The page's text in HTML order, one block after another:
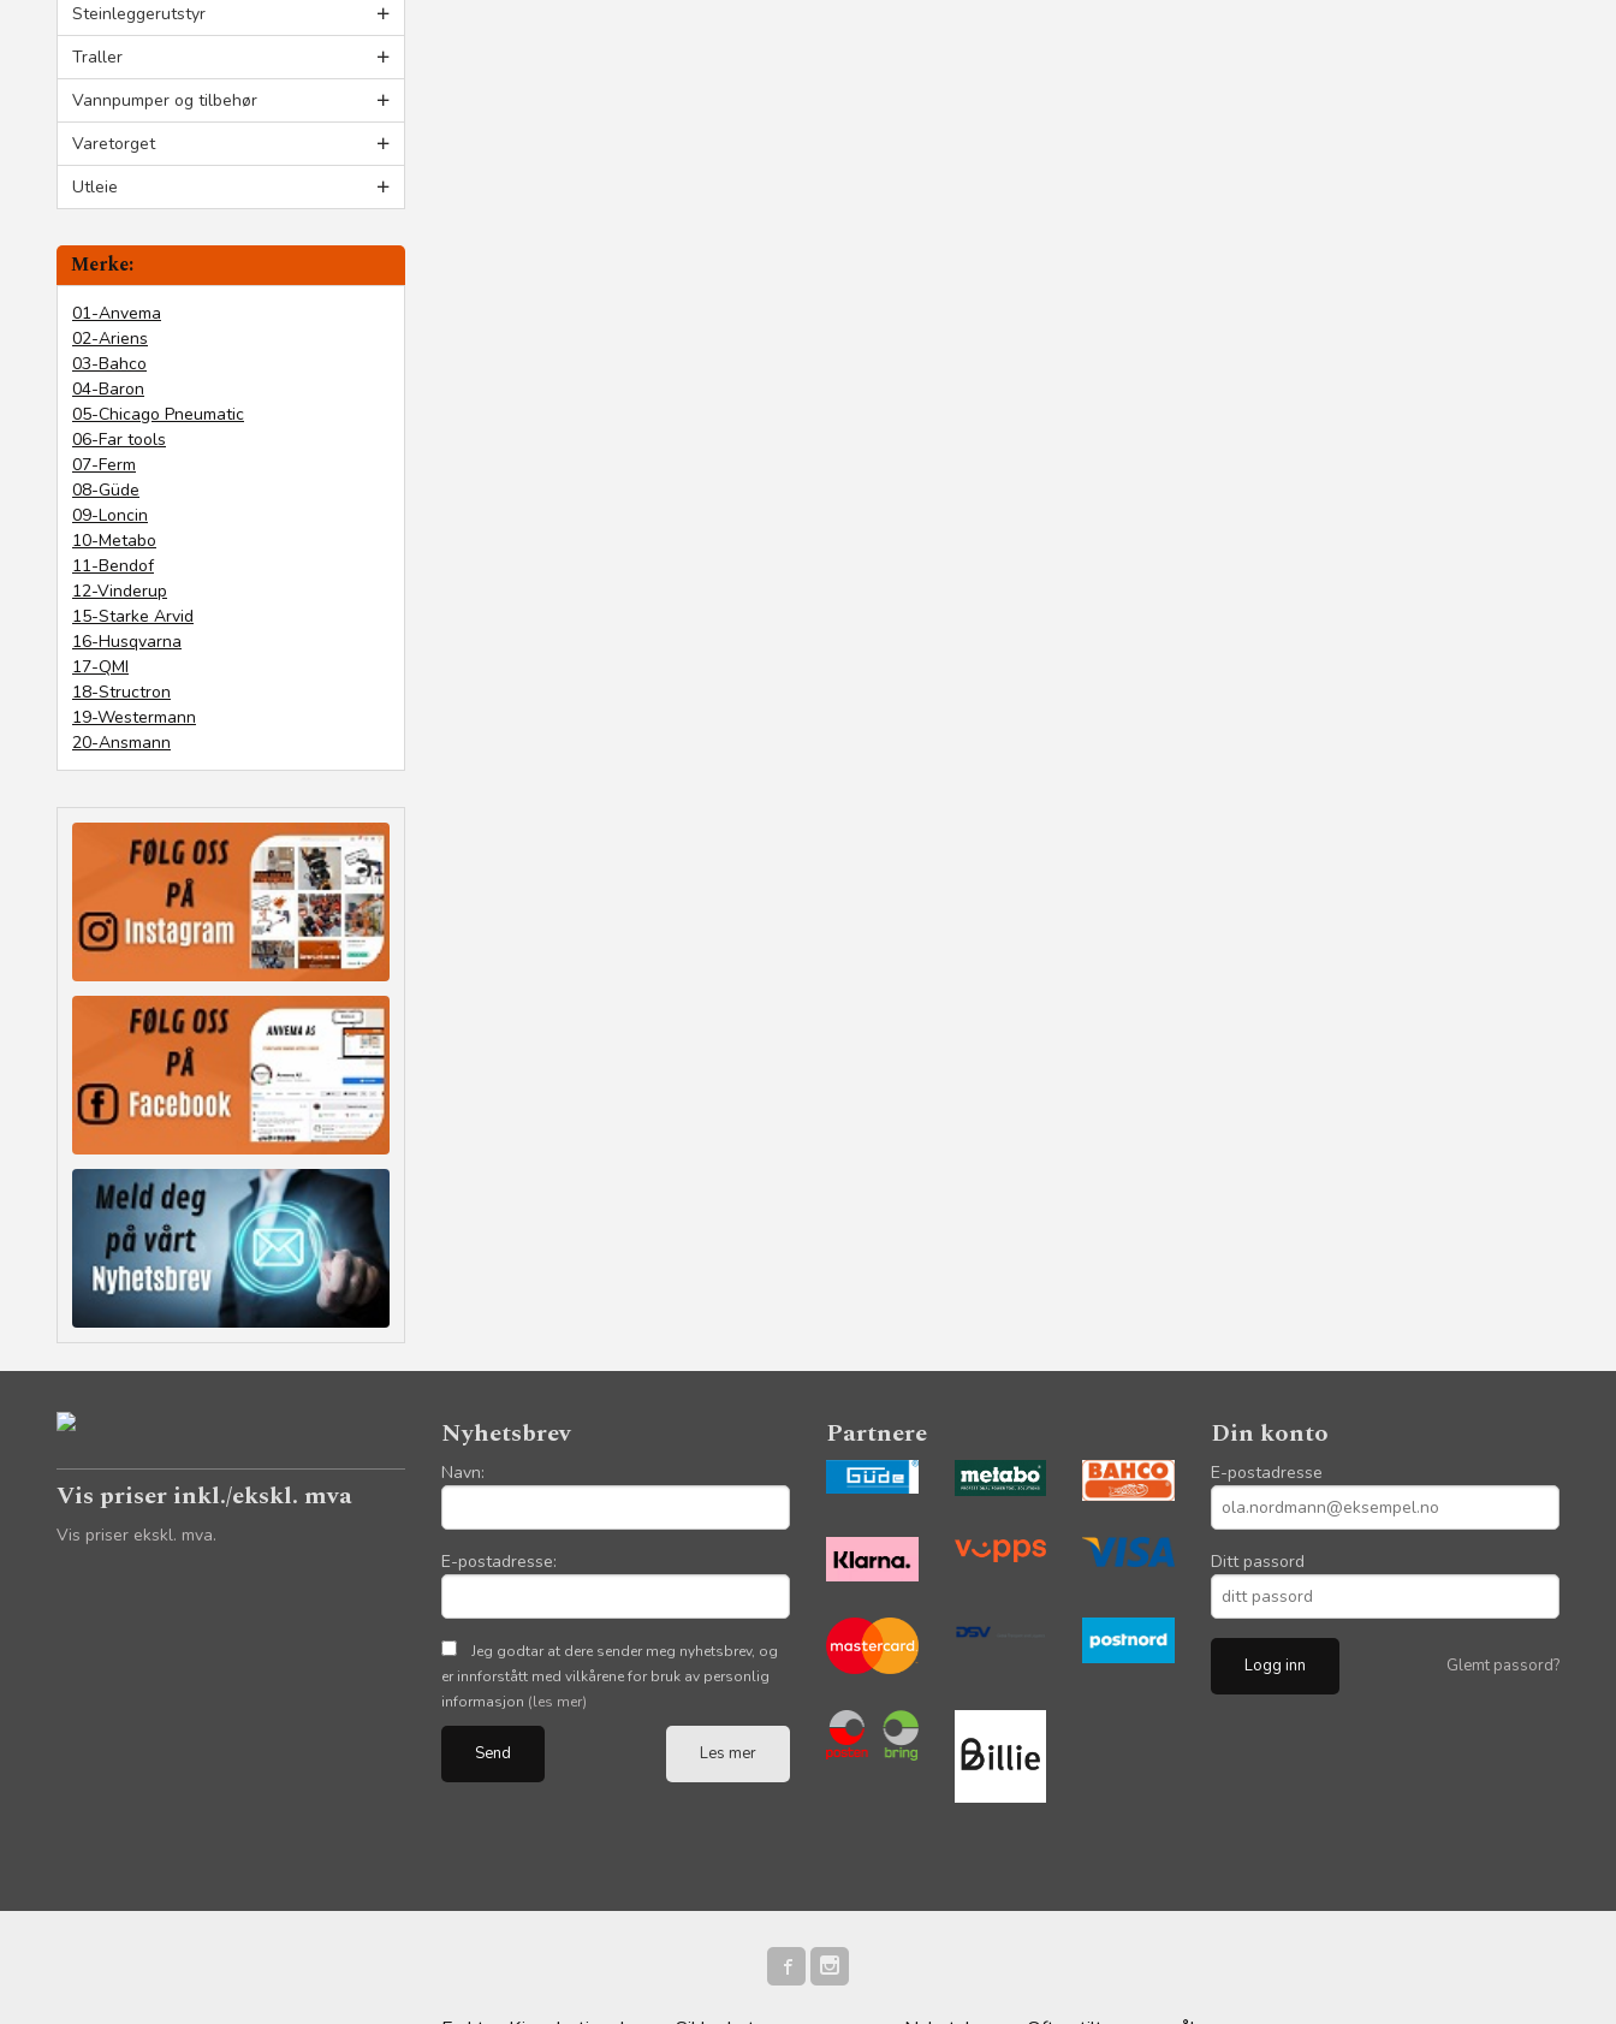
Steinleggerutstyr
Traller
Vannpumper og tilbehør
Varetorget
Utleie
Merke:
01-Anvema
02-Ariens
03-Bahco
04-Baron
05-Chicago Pneumatic
06-Far tools
07-Ferm
08-Güde
09-Loncin
10-Metabo
11-Bendof
12-Vinderup
15-Starke Arvid
16-Husqvarna
17-QMI
18-Structron
19-Westermann
20-Ansmann
Vis priser inkl./ekskl. mva
Vis priser ekskl. mva.
Nyhetsbrev
Navn:
E-postadresse:
Jeg godtar at dere sender meg nyhetsbrev, og
er innforstått med vilkårene for bruk av personlig
informasjon (les mer)
Les mer
Partnere Din konto
E-postadresse
Ditt passord
Glemt passord?